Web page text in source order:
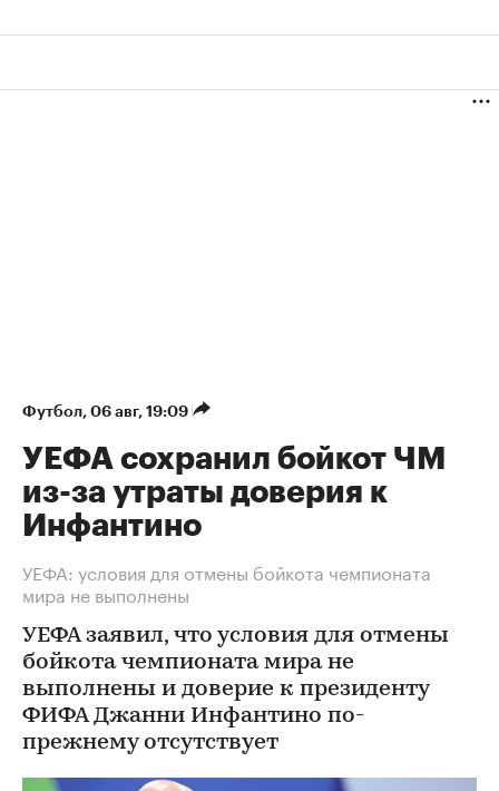
Футбол⁠, 06 авг, 19:09
УЕФА сохранил бойкот ЧМ
из-за утраты доверия к
Инфантино
УЕФА: условия для отмены бойкота чемпионата
мира не выполнены
УЕФА заявил, что условия для отмены
бойкота чемпионата мира не
выполнены и доверие к президенту
ФИФА Джанни Инфантино по-
прежнему отсутствует